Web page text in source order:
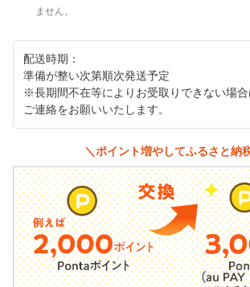
ません。
配送時期：
準備が整い次第順次発送予定
※長期間不在等によりお受取りできない場合
ご連絡をお願いいたします。
＼ポイント増やしてふるさと納